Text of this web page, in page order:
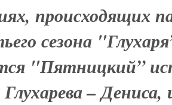
происходящих
сезона
"Пятницкий”
Глухарева –